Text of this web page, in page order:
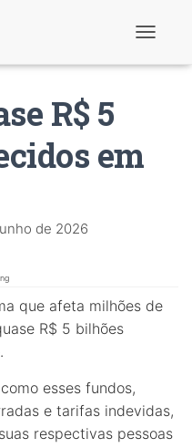
R$ 5
em
de 2026
que afeta milhões de
R$ 5 bilhões
esses fundos,
e tarifas indevidas,
respectivas pessoas